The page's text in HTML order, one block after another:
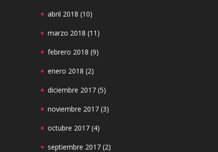
abril 2018 (10)
marzo 2018 (11)
febrero 2018 (9)
enero 2018 (2)
diciembre 2017 (5)
noviembre 2017 (3)
octubre 2017 (4)
septiembre 2017 (2)